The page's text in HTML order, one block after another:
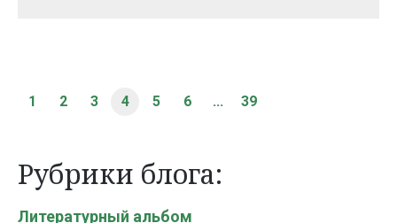
1 2 3 4 5 6 ... 39
Рубрики блога:
Литературный альбом